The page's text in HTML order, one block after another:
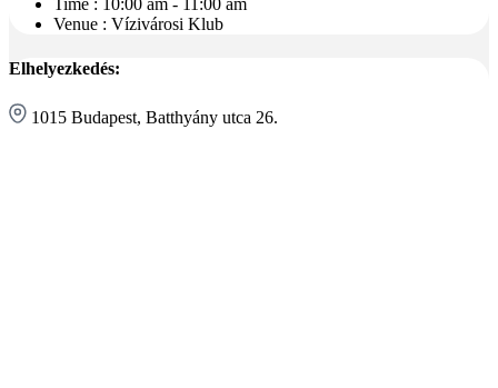
Venue : Vízivárosi Klub
Elhelyezkedés:
1015 Budapest, Batthyány utca 26.